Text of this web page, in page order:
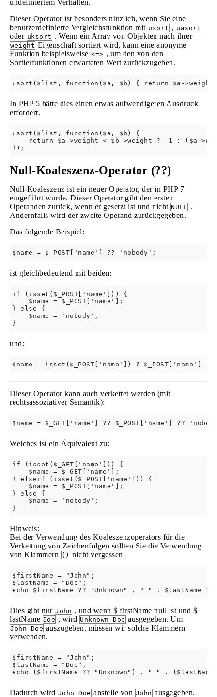
undefiniertem Verhalten.
Dieser Operator ist besonders nützlich, wenn Sie eine
benutzerdefinierte Vergleichsfunktion mit usort , uasort
oder uksort . Wenn ein Array von Objekten nach ihrer
weight Eigenschaft sortiert wird, kann eine anonyme
Funktion beispielsweise <=> , um den von den
Sortierfunktionen erwarteten Wert zurückzugeben.
In PHP 5 hätte dies einen etwas aufwendigeren Ausdruck
erfordert.
usort($list, function($a, $b) {
return $a->weight < $b->weight ? -1 : ($a-
Null-Koaleszenz-Operator (??)
Null-Koaleszenz ist ein neuer Operator, der in PHP 7
eingeführt wurde. Dieser Operator gibt den ersten
Operanden zurück, wenn er gesetzt ist und nicht NULL .
Andernfalls wird der zweite Operand zurückgegeben.
Das folgende Beispiel:
ist gleichbedeutend mit beiden:
if (isset($_POST['name'])) {
    $name = $_POST['name'];
} else {
    $name = 'nobody';
und:
Dieser Operator kann auch verkettet werden (mit
rechtsassoziativer Semantik):
Welches ist ein Äquivalent zu:
if (isset($_GET['name'])) {
    $name = $_GET['name'];
} elseif (isset($_POST['name'])) {
    $name = $_POST['name'];
} else {
    $name = 'nobody';
Hinweis:
Bei der Verwendung des Koaleszenzoperators für die
Verkettung von Zeichenfolgen sollten Sie die Verwendung
von Klammern () nicht vergessen.
$firstName = "John";
$lastName = "Doe";
Dies gibt nur John , und wenn $ firstName null ist und $
lastName Doe , wird Unknown Doe ausgegeben. Um
John Doe auszugeben, müssen wir solche Klammern
verwenden.
$firstName = "John";
$lastName = "Doe";
Dadurch wird John Doe anstelle von John ausgegeben.